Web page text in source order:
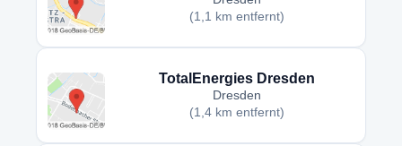
(1,1 km entfernt)
TotalEnergies Dresden
Dresden
(1,4 km entfernt)